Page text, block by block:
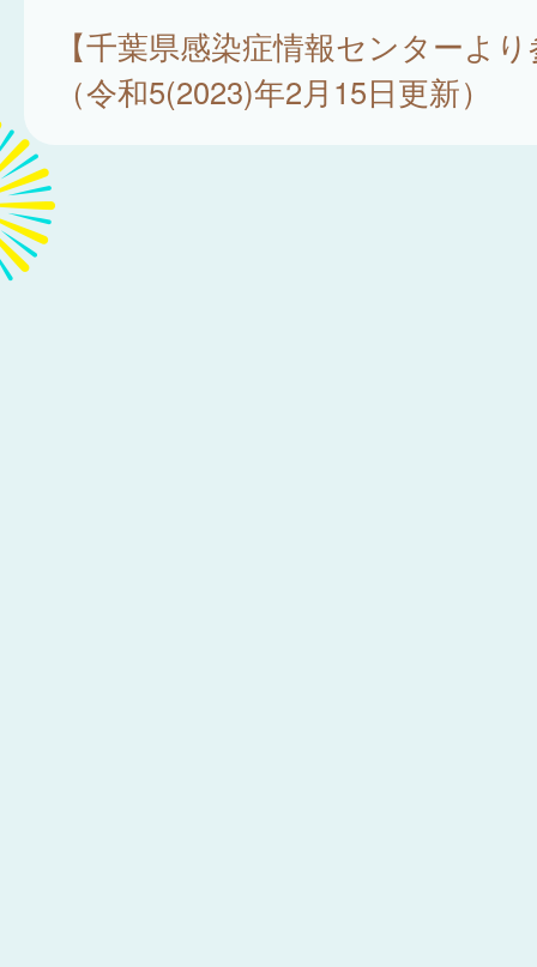
【千葉県感染症情報センターよ
（令和5(2023)年2月15日更新）